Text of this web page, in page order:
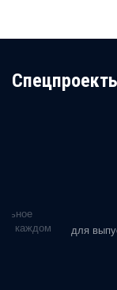
в каждом
для